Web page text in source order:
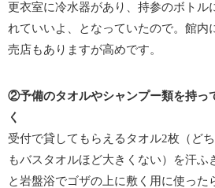
更衣室に冷水器があり、持参のボトル
れていいよ、となっていたので。館内
売店もありますが高めです。
②予備のタオルやシャンプー類を持っ
く
受付で貸してもらえるタオル2枚（ど
もバスタオルほど大きくない）を汗ふ
と岩盤浴でゴザの上に敷く用に使った